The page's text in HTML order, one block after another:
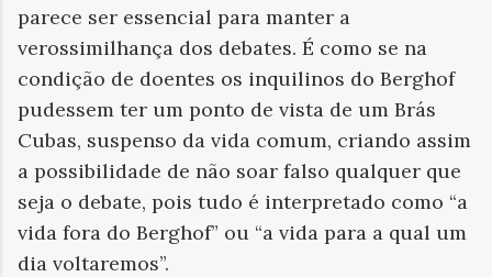
parece ser essencial para manter a
verossimilhança dos debates. É como se na
condição de doentes os inquilinos do Berghof
pudessem ter um ponto de vista de um Brás
Cubas, suspenso da vida comum, criando assim
a possibilidade de não soar falso qualquer que
seja o debate, pois tudo é interpretado como “a
vida fora do Berghof” ou “a vida para a qual um
dia voltaremos”.